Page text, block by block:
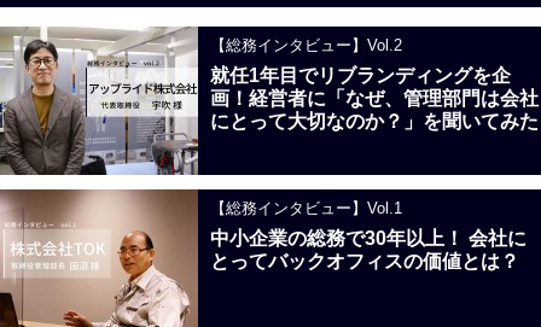
【総務インタビュー】Vol.2
就任1年目でリブランディングを企
画！経営者に「なぜ、管理部門は会社
にとって大切なのか？」を聞いてみた
【総務インタビュー】Vol.1
中小企業の総務で30年以上！ 会社に
とってバックオフィスの価値とは？